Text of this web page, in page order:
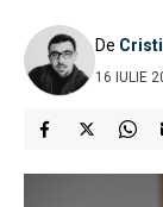
De
16 IULIE